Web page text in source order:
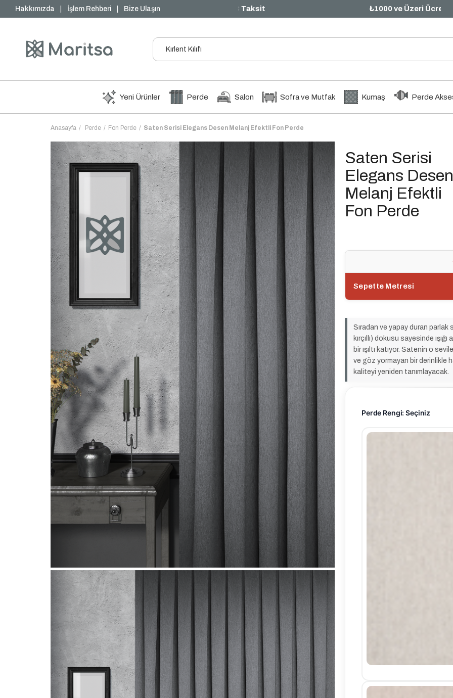
Hakkımızda İşlem Rehberi Bize Ulaşın
Peşin Fiyatına 3 Taksit ₺1000 ve Üzeri Ücretsiz Kargo
Yeni Ürünler Perde Salon Sofra ve Mutfak Kumaş Perde
Anasayfa Perde Fon Perde Saten Serisi Elegans Desen Melanj Efektli Fon Perde
Saten Serisi
Elegans Desen
Melanj Efektli
Fon Perde
Sepette Metresi
Sıradan ve yapay duran
kırçıllı) dokusu sayesinde
bir ışıltı katıyor. Satenin o
ve göz yormayan bir derinlikle
kaliteyi yeniden tanımlayacak.
Perde Rengi: Seçiniz